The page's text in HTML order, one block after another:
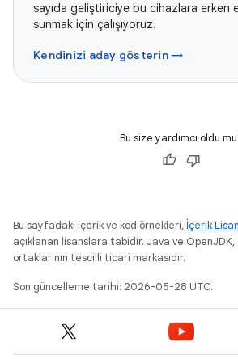
sayıda geliştiriciye bu cihazlara erken
sunmak için çalışıyoruz.
Kendinizi aday gösterin →
Bu size yardımcı oldu
Bu sayfadaki içerik ve kod örnekleri, İçerik
açıklanan lisanslara tabidir. Java ve
ortaklarının tescilli ticari markasıdır.
Son güncelleme tarihi: 2026-05-28 UTC.